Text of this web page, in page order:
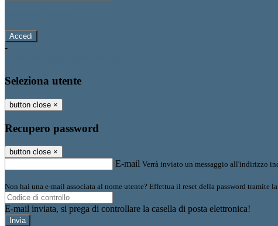
-
Seleziona utente
button close ×
Recupero password
button close ×
E-mail Verrà inviato un messaggio all'indirizzo
Non hai una e-mail associata al nome utente? Effettua il reset della password tramite la
E-mail inviata, si prega di controllare la casella di posta elettronica!